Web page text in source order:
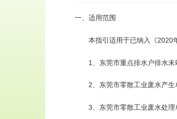
一、适用范围
本指引适用于已纳入《2020年
1、东莞市重点排水户排水末
2、东莞市零散工业废水产生
3、东莞市零散工业废水处理